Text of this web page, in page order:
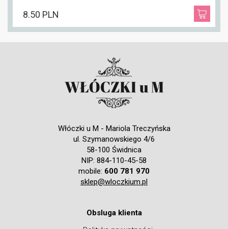
8.50 PLN
Włóczki u M - Mariola Treczyńska
ul. Szymanowskiego 4/6
58-100 Świdnica
NIP: 884-110-45-58
mobile: 600 781 970
sklep@wloczkium.pl
Obsluga klienta